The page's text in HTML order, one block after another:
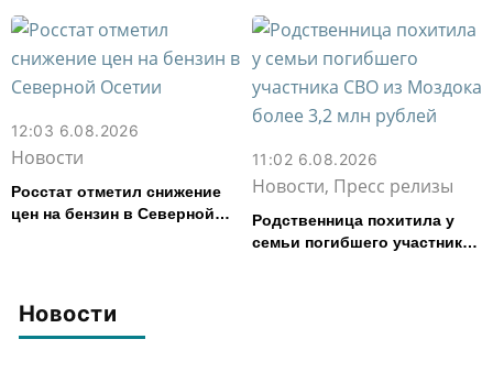
Новости
12:03 6.08.2026
Новости
Росстат отметил снижение
цен на бензин в Северной
11:02 6.08.2026
Новости, Пресс релизы
Родственница похитила у
семьи погибшего участника